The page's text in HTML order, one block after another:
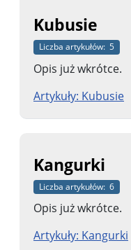
Kubusie
Liczba artykułów: 5
Opis już wkrótce.
Artykuły: Kubusie
Kangurki
Liczba artykułów: 6
Opis już wkrótce.
Artykuły: Kangurki